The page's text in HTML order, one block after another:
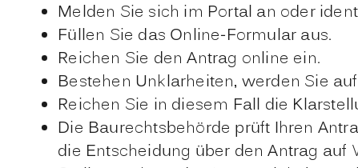
Melden Sie sich im Portal an oder
Füllen Sie das Online-Formular aus.
Reichen Sie den Antrag online ein.
Bestehen Unklarheiten, werden Sie
Reichen Sie in diesem Fall die
Die Baurechtsbehörde prüft Ihren
die Entscheidung über den Antrag